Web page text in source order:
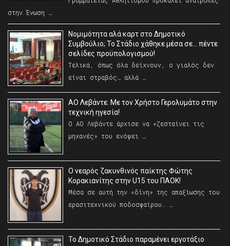
στην Ένωση …
Νομιμότητα αλά καρτ στο Δημοτικό
Συμβούλιο; Το Στάδιο χάθηκε μέσα σε… πέντε
σελίδες προϋπολογισμού!
Τελικά, όπως όλα δείχνουν, ο γιαλός δεν
είναι στραβός… αλλά …
ΑΟ Λεβάντε: Με τον Χρήστο Γερολυμάτο στην
τεχνική ηγεσία!
Ο ΑΟ Λεβάντε άρχισε να «ζεσταίνει τις
μηχανές» του ενόψει …
O νεαρός ζακυνθινός παίκτης Φώτης
Κορακιανίτης στην U15 του ΠΑΟΚ!
Μέσα σε αυτή την «δίνη» της απαξίωσης του
ερασιτεχνικού ποδοσφαίρου. …
Το Δημοτικό Στάδιο παραμένει εργοτάξιο